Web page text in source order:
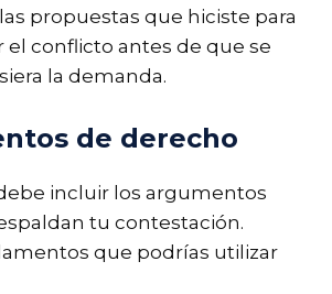
propuestas que hiciste para
el conflicto antes de que se
la demanda.
de derecho
incluir los argumentos
tu contestación.
que podrías utilizar